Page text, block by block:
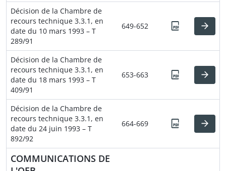
Décision de la Chambre de
recours technique 3.3.1, en
date du 10 mars 1993 – T
289/91
649-652
Décision de la Chambre de
recours technique 3.3.1, en
date du 18 mars 1993 – T
409/91
653-663
Décision de la Chambre de
recours technique 3.3.1, en
date du 24 juin 1993 – T
892/92
664-669
COMMUNICATIONS DE